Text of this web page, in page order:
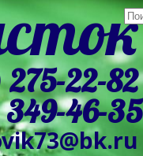
22-82
46-35